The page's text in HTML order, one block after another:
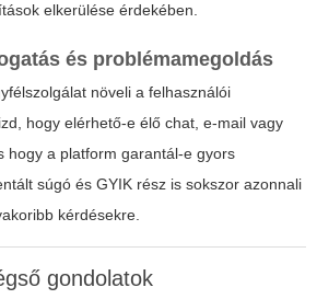
elkerülése érdekében.
és problémamegoldás
növeli a felhasználói
hogy elérhető-e élő chat, e-mail vagy
hogy a platform garantál-e gyors
súgó és GYIK rész is sokszor azonnali
kérdésekre.
gondolatok